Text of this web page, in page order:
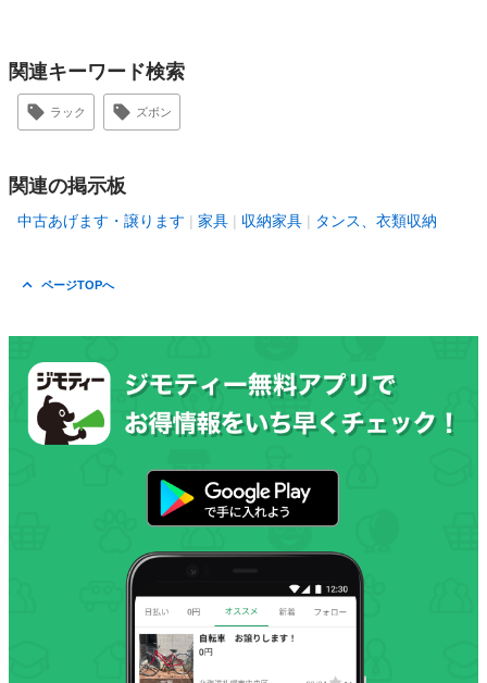
関連キーワード検索
ラック ズボン
関連の掲示板
中古あげます・譲ります 家具 収納家具 タンス、衣類収納
ページTOPへ